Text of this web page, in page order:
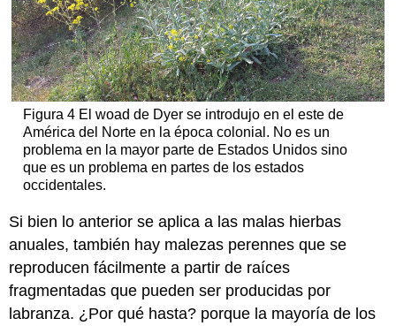
Figura 4 El woad de Dyer se introdujo en el este de
América del Norte en la época colonial. No es un
problema en la mayor parte de Estados Unidos sino
que es un problema en partes de los estados
occidentales.
Si bien lo anterior se aplica a las malas hierbas
anuales, también hay malezas perennes que se
reproducen fácilmente a partir de raíces
fragmentadas que pueden ser producidas por
labranza. ¿Por qué hasta? porque la mayoría de los